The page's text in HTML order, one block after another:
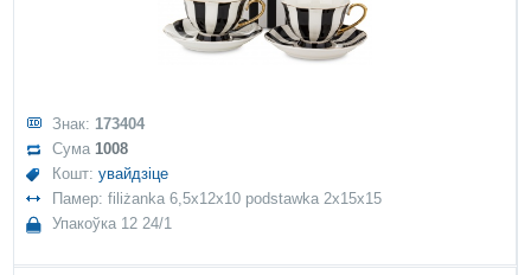
Знак: 173404
Сума1008
Кошт:увайдзіце
Памер: filiżanka 6,5x12x10 podstawka 2x15x15
Упакоўка 12 24/1